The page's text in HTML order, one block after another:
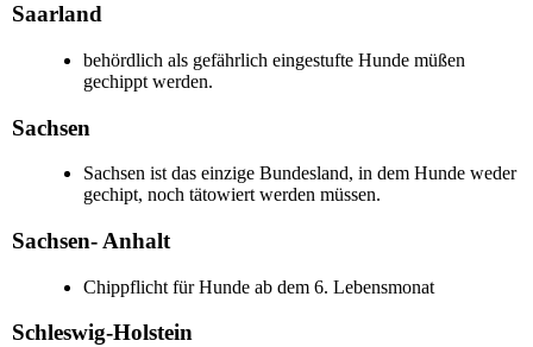
Saarland
behördlich als gefährlich eingestufte Hunde müßen
gechippt werden.
Sachsen
Sachsen ist das einzige Bundesland, in dem Hunde weder
gechipt, noch tätowiert werden müssen.
Sachsen- Anhalt
Chippflicht für Hunde ab dem 6. Lebensmonat
Schleswig-Holstein